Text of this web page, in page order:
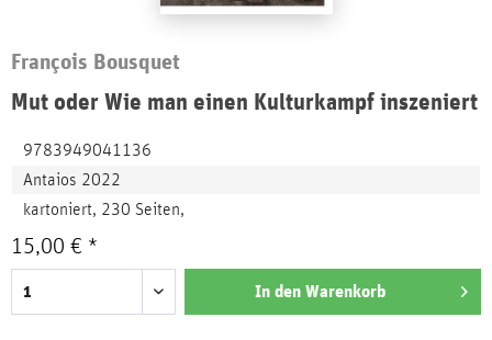
François Bousquet
Mut oder Wie man einen Kulturkampf inszeniert
9783949041136
Antaios 2022
kartoniert, 230 Seiten,
15,00 € *
In den Warenkorb